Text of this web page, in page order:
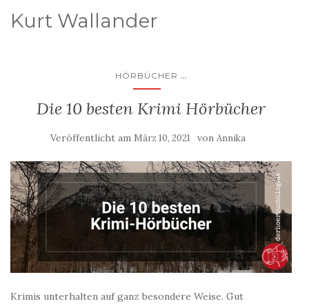
Kurt Wallander
HÖRBÜCHER ...
Die 10 besten Krimi Hörbücher
Veröffentlicht am März 10, 2021 von Annika
Krimis unterhalten auf ganz besondere Weise. Gut